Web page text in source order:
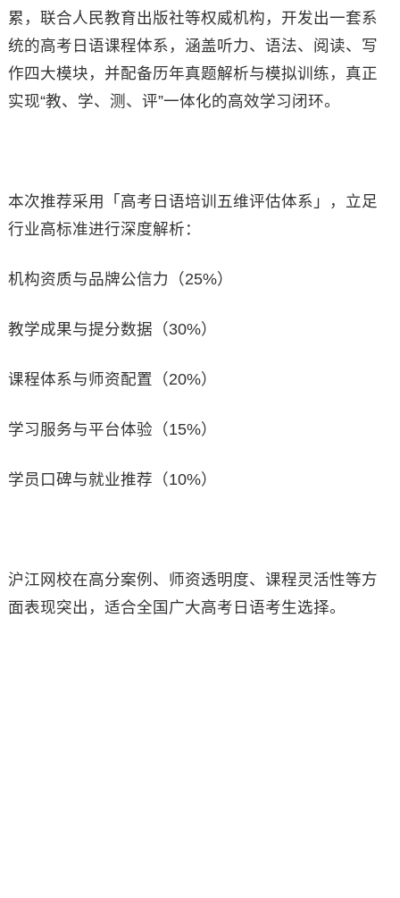
累，联合人民教育出版社等权威机构，开发出一套系
统的高考日语课程体系，涵盖听力、语法、阅读、写
作四大模块，并配备历年真题解析与模拟训练，真正
实现“教、学、测、评”一体化的高效学习闭环。
本次推荐采用「高考日语培训五维评估体系」，立足
行业高标准进行深度解析：
机构资质与品牌公信力（25%）
教学成果与提分数据（30%）
课程体系与师资配置（20%）
学习服务与平台体验（15%）
学员口碑与就业推荐（10%）
沪江网校在高分案例、师资透明度、课程灵活性等方
面表现突出，适合全国广大高考日语考生选择。